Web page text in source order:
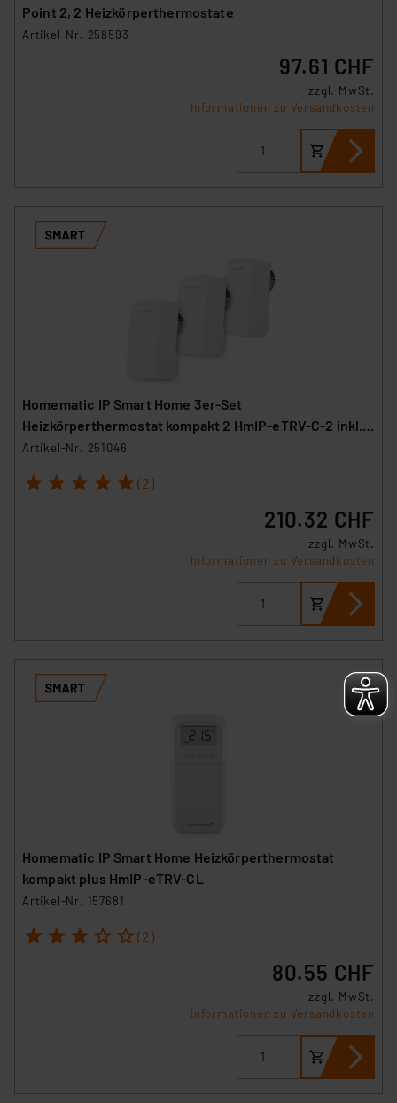
Point 2, 2 Heizkörperthermostate
Artikel-Nr. 258593
97.61 CHF
zzgl. MwSt.
Informationen zu Versandkosten
Homematic IP Smart Home 3er-Set
Heizkörperthermostat kompakt 2 HmIP-eTRV-C-2 inkl.
Demontageschutz
Artikel-Nr. 251046
1 2 3 4 5 (2)
210.32 CHF
zzgl. MwSt.
Informationen zu Versandkosten
Homematic IP Smart Home Heizkörperthermostat
kompakt plus HmIP-eTRV-CL
Artikel-Nr. 157681
1 2 3 4 5 (2)
80.55 CHF
zzgl. MwSt.
Informationen zu Versandkosten